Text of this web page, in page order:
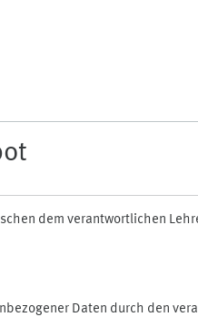
dem verantwortlichen
Daten durch den